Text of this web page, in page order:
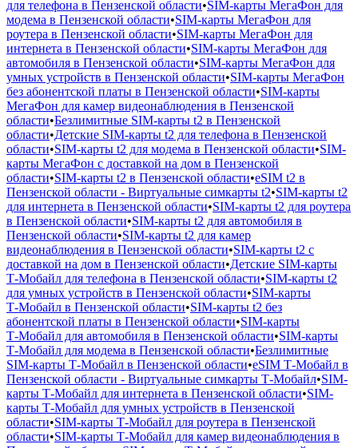
для телефона в Пензенской области•SIM-карты МегаФон для
модема в Пензенской области•SIM-карты МегаФон для
роутера в Пензенской области•SIM-карты МегаФон для
интернета в Пензенской области•SIM-карты МегаФон для
автомобиля в Пензенской области•SIM-карты МегаФон для
умных устройств в Пензенской области•SIM-карты МегаФон
без абонентской платы в Пензенской области•SIM-карты
МегаФон для камер видеонаблюдения в Пензенской
области•Безлимитные SIM-карты t2 в Пензенской
области•Детские SIM-карты t2 для телефона в Пензенской
области•SIM-карты t2 для модема в Пензенской области•SIM-
карты МегаФон с доставкой на дом в Пензенской
области•SIM-карты t2 в Пензенской области•eSIM t2 в
Пензенской области - Виртуальные симкарты t2•SIM-карты t2
для интернета в Пензенской области•SIM-карты t2 для роутера
в Пензенской области•SIM-карты t2 для автомобиля в
Пензенской области•SIM-карты t2 для камер
видеонаблюдения в Пензенской области•SIM-карты t2 с
доставкой на дом в Пензенской области•Детские SIM-карты
Т‑Мобайл для телефона в Пензенской области•SIM-карты t2
для умных устройств в Пензенской области•SIM-карты
Т‑Мобайл в Пензенской области•SIM-карты t2 без
абонентской платы в Пензенской области•SIM-карты
Т‑Мобайл для автомобиля в Пензенской области•SIM-карты
Т‑Мобайл для модема в Пензенской области•Безлимитные
SIM-карты Т‑Мобайл в Пензенской области•eSIM Т‑Мобайл в
Пензенской области - Виртуальные симкарты Т‑Мобайл•SIM-
карты Т‑Мобайл для интернета в Пензенской области•SIM-
карты Т‑Мобайл для умных устройств в Пензенской
области•SIM-карты Т‑Мобайл для роутера в Пензенской
области•SIM-карты Т‑Мобайл для камер видеонаблюдения в